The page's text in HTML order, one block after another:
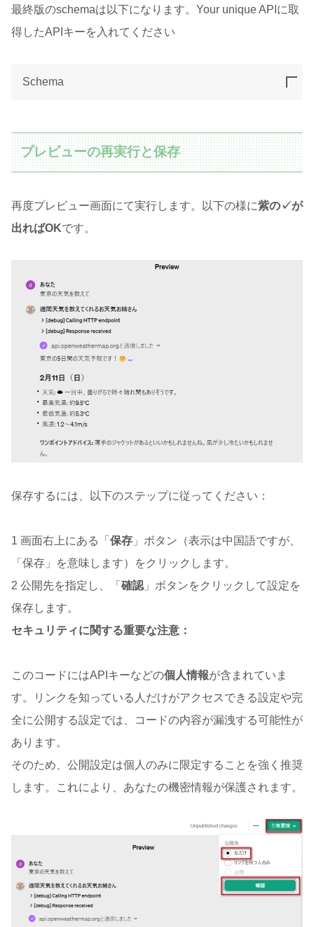
最終版のschemaは以下になります。Your unique APIに取
得したAPIキーを入れてください
Schema
プレビューの再実行と保存
再度プレビュー画面にて実行します。以下の様に紫の✓が
出ればOKです。
保存するには、以下のステップに従ってください：
1 画面右上にある「 保存 」ボタン（表示は中国語ですが、
「保存」を意味します）をクリックします。
2 公開先を指定し、「 確認 」ボタンをクリックして設定を
保存します。
セキュリティに関する重要な注意：
このコードにはAPIキーなどの個人情報が含まれていま
す。リンクを知っている人だけがアクセスできる設定や完
全に公開する設定では、コードの内容が漏洩する可能性が
あります。
そのため、公開設定は個人のみに限定することを強く推奨
します。これにより、あなたの機密情報が保護されます。